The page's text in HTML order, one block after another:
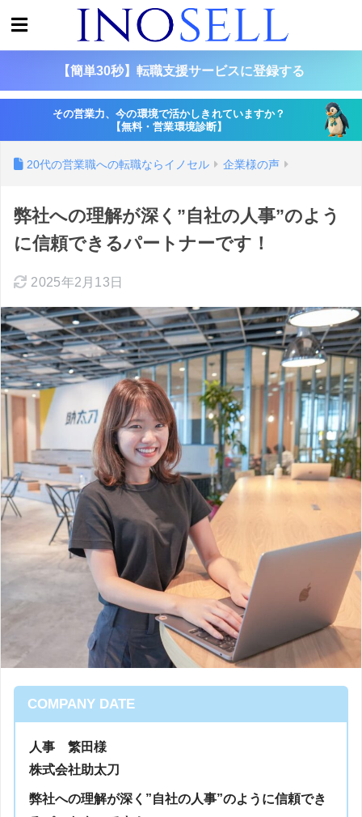
【簡単30秒】転職支援サービスに登録する
その営業力、今の環境で活かしきれていますか？
【無料・営業環境診断】
20代の営業職への転職ならイノセル 企業様の声
弊社への理解が深く”自社の人事”のよう
に信頼できるパートナーです！
2025年2月13日
COMPANY DATE
人事 繁田様
株式会社助太刀
弊社への理解が深く”自社の人事”のように信頼でき